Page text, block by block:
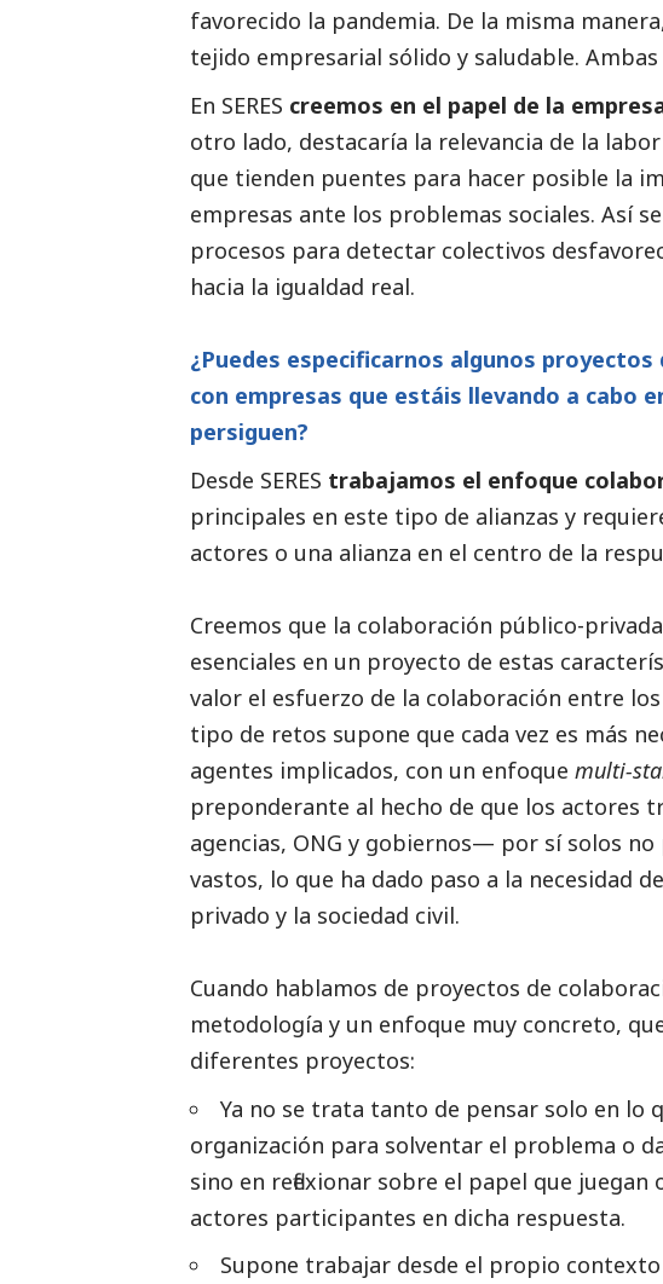
favorecido la pandemia. De la misma
tejido empresarial sólido y saludable.
En SERES creemos en el papel de la
otro lado, destacaría la relevancia de la
que tienden puentes para hacer posible la
empresas ante los problemas sociales. Así
procesos para detectar colectivos
hacia la igualdad real.
¿Puedes especificarnos algunos
con empresas que estáis llevando a cabo
persiguen?
Desde SERES trabajamos el enfoque
principales en este tipo de alianzas y
actores o una alianza en el centro de la
Creemos que la colaboración público-
esenciales en un proyecto de estas
valor el esfuerzo de la colaboración entre
tipo de retos supone que cada vez es más
agentes implicados, con un enfoque multi-
preponderante al hecho de que los actores
agencias, ONG y gobiernos— por sí solos
vastos, lo que ha dado paso a la necesidad
privado y la sociedad civil.
Cuando hablamos de proyectos de
metodología y un enfoque muy concreto,
diferentes proyectos:
Ya no se trata tanto de pensar solo en lo
organización para solventar el problema o
sino en reflexionar sobre el papel que
actores participantes en dicha respuesta.
Supone trabajar desde el propio